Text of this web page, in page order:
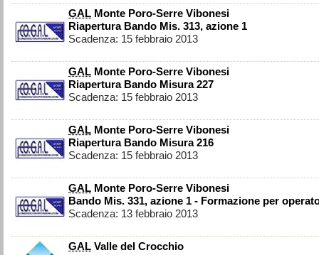
GAL Monte Poro-Serre Vibonesi
Riapertura Bando Mis. 313, azione 1
Scadenza: 15 febbraio 2013
GAL Monte Poro-Serre Vibonesi
Riapertura Bando Misura 227
Scadenza: 15 febbraio 2013
GAL Monte Poro-Serre Vibonesi
Riapertura Bando Misura 216
Scadenza: 15 febbraio 2013
GAL Monte Poro-Serre Vibonesi
Bando Mis. 331, azione 1 - Formazione per
Scadenza: 13 febbraio 2013
GAL Valle del Crocchio